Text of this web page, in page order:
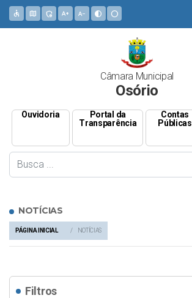
accessible map admin_panel_settings text_increase text_decrease contrast circle
Câmara Municipal
Osório
Ouvidoria
Portal da
Transparência
Contas
Públicas
NOTÍCIAS
PÁGINA INICIAL NOTÍCIAS
Filtros